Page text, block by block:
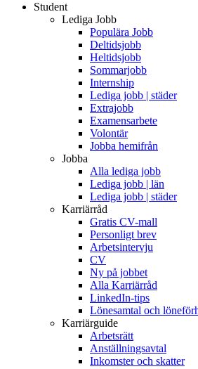
Student
Lediga Jobb
Populära Jobb
Deltidsjobb
Heltidsjobb
Sommarjobb
Internship
Lediga jobb | städer
Extrajobb
Examensarbete
Volontär
Jobba hemifrån
Jobba
Alla lediga jobb
Lediga jobb | län
Lediga jobb | städer
Karriärråd
Gratis CV-mall
Personligt brev
Arbetsintervju
CV
Ny på jobbet
Alla Karriärråd
LinkedIn-tips
Lönesamtal och
Karriärguide
Arbetsrätt
Anställningsavtal
Inkomster och skatter